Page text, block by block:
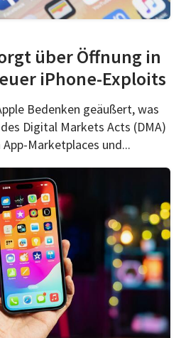
über Öffnung in
iPhone-Exploits
Bedenken geäußert, was
Digital Markets Acts (DMA)
Marketplaces und...